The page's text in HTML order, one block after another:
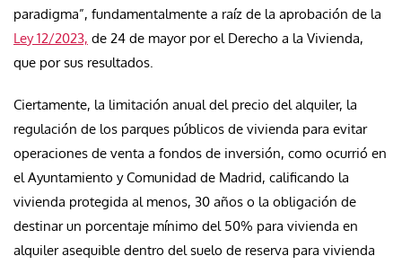
paradigma”, fundamentalmente a raíz de la aprobación de la
Ley 12/2023, de 24 de mayor por el Derecho a la Vivienda,
que por sus resultados.
Ciertamente, la limitación anual del precio del alquiler, la
regulación de los parques públicos de vivienda para evitar
operaciones de venta a fondos de inversión, como ocurrió en
el Ayuntamiento y Comunidad de Madrid, calificando la
vivienda protegida al menos, 30 años o la obligación de
destinar un porcentaje mínimo del 50% para vivienda en
alquiler asequible dentro del suelo de reserva para vivienda